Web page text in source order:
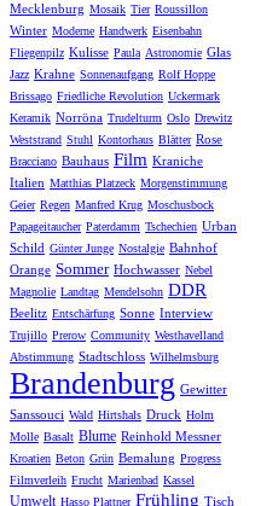
Mecklenburg Mosaik Tier Roussillon
Winter Moderne Handwerk Eisenbahn
Fliegenpilz Kulisse Paula Astronomie Glas
Jazz Krahne Sonnenaufgang Rolf Hoppe
Brissago Friedliche Revolution Uckermark
Keramik Norröna Trudelturm Oslo Drewitz
Weststrand Stuhl Kontorhaus Blätter Rose
Bracciano Bauhaus Film Kraniche
Italien Matthias Platzeck Morgenstimmung
Geier Regen Manfred Krug Moschusbock
Papageitaucher Paterdamm Tschechien Urban
Schild Günter Junge Nostalgie Bahnhof
Orange Sommer Hochwasser Nebel
Magnolie Landtag Mendelsohn DDR
Beelitz Entschärfung Sonne Interview
Trujillo Prerow Community Westhavelland
Abstimmung Stadtschloss Wilhelmsburg
Brandenburg Gewitter
Sanssouci Wald Hirtshals Druck Holm
Molle Basalt Blume Reinhold Messner
Kroatien Beton Grün Bemalung Progress
Filmverleih Frucht Marienbad Kassel
Umwelt Hasso Plattner Frühling Tisch